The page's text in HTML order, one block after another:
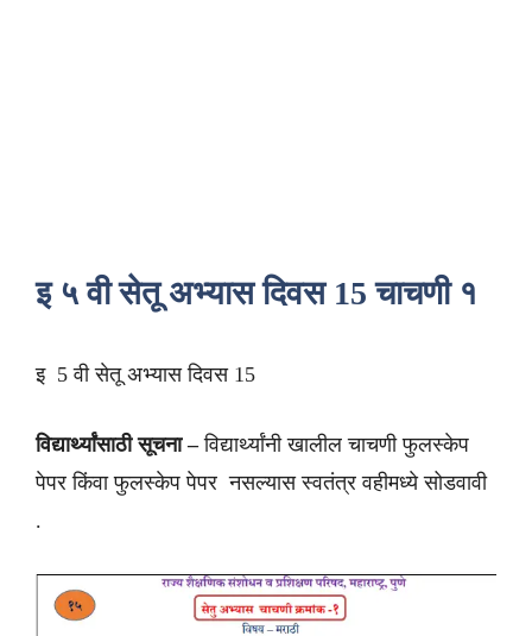
इ ५ वी सेतू अभ्यास दिवस 15 चाचणी १
इ 5 वी सेतू अभ्यास दिवस 15
विद्यार्थ्यांसाठी सूचना –विद्यार्थ्यांनी खालील चाचणी फुलस्केप
पेपर किंवा फुलस्केप पेपर नसल्यास स्वतंत्र वहीमध्ये सोडवावी
.